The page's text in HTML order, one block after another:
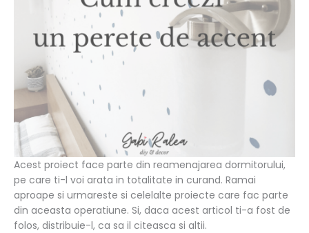
Acest proiect face parte din reamenajarea dormitorului,
pe care ti-l voi arata in totalitate in curand. Ramai
aproape si urmareste si celelalte proiecte care fac parte
din aceasta operatiune. Si, daca acest articol ti-a fost de
folos, distribuie-l, ca sa il citeasca si altii.